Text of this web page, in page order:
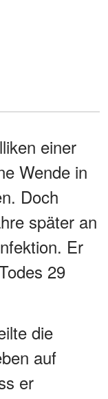
einer
Wende in
Doch
später an
Er
29
die
auf
er